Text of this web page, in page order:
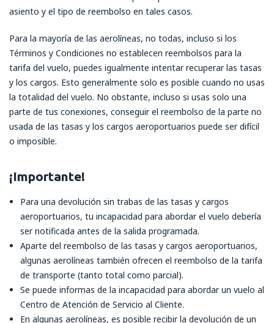
asiento y el tipo de reembolso en tales casos.
Para la mayoría de las aerolíneas, no todas, incluso si los
Términos y Condiciones no establecen reembolsos para la
tarifa del vuelo, puedes igualmente intentar recuperar las tasas
y los cargos. Esto generalmente solo es posible cuando no usas
la totalidad del vuelo. No obstante, incluso si usas solo una
parte de tus conexiones, conseguir el reembolso de la parte no
usada de las tasas y los cargos aeroportuarios puede ser difícil
o imposible.
¡Importante!
Para una devolución sin trabas de las tasas y cargos
aeroportuarios, tu incapacidad para abordar el vuelo debería
ser notificada antes de la salida programada.
Aparte del reembolso de las tasas y cargos aeroportuarios,
algunas aerolíneas también ofrecen el reembolso de la tarifa
de transporte (tanto total como parcial).
Se puede informas de la incapacidad para abordar un vuelo al
Centro de Atención de Servicio al Cliente.
En algunas aerolíneas, es posible recibir la devolución de un